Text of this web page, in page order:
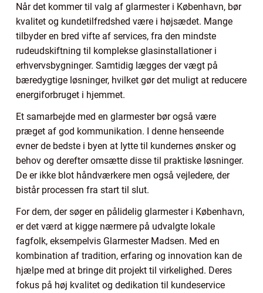
Når det kommer til valg af glarmester i København, bør
kvalitet og kundetilfredshed være i højsædet. Mange
tilbyder en bred vifte af services, fra den mindste
rudeudskiftning til komplekse glasinstallationer i
erhvervsbygninger. Samtidig lægges der vægt på
bæredygtige løsninger, hvilket gør det muligt at reducere
energiforbruget i hjemmet.
Et samarbejde med en glarmester bør også være
præget af god kommunikation. I denne henseende
evner de bedste i byen at lytte til kundernes ønsker og
behov og derefter omsætte disse til praktiske løsninger.
De er ikke blot håndværkere men også vejledere, der
bistår processen fra start til slut.
For dem, der søger en pålidelig glarmester i København,
er det værd at kigge nærmere på udvalgte lokale
fagfolk, eksempelvis Glarmester Madsen. Med en
kombination af tradition, erfaring og innovation kan de
hjælpe med at bringe dit projekt til virkelighed. Deres
fokus på høj kvalitet og dedikation til kundeservice